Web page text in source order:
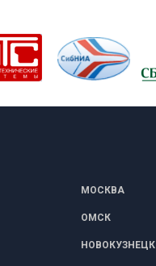
МОСКВА
ОМСК
НОВОКУЗНЕЦК